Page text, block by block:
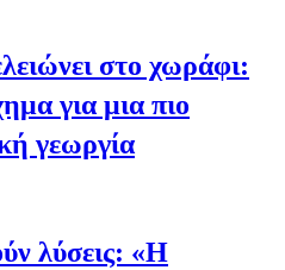
στο χωράφι:
για μια πιο
γεωργία
λύσεις: «Η